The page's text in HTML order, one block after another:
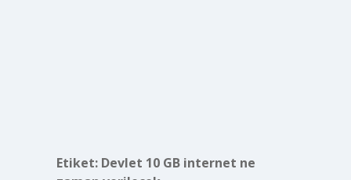
Etiket: Devlet 10 GB internet ne